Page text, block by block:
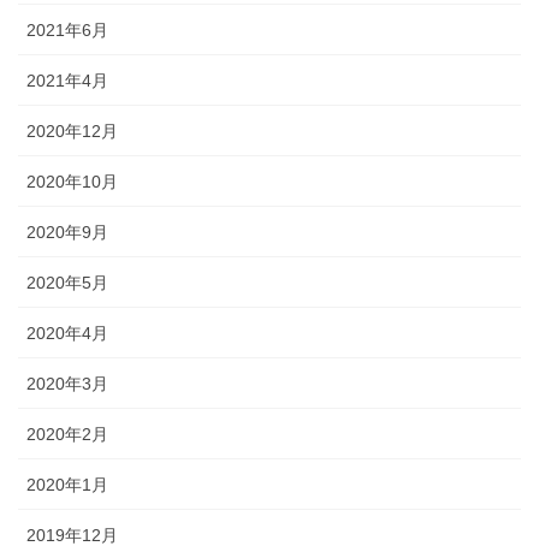
2021年6月
2021年4月
2020年12月
2020年10月
2020年9月
2020年5月
2020年4月
2020年3月
2020年2月
2020年1月
2019年12月